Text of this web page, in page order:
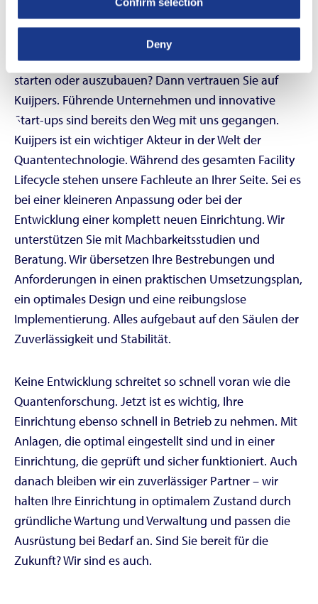
Deny
spezialisierte Umgebung, hochmoderne Ausrüstung
und hochpräzise Mess- und Regelsoftware. Steht Ihre
Organisation kurz davor, Quantenforschung zu
starten oder auszubauen? Dann vertrauen Sie auf
Kuijpers. Führende Unternehmen und innovative
Start-ups sind bereits den Weg mit uns gegangen.
Kuijpers ist ein wichtiger Akteur in der Welt der
Quantentechnologie. Während des gesamten Facility
Lifecycle stehen unsere Fachleute an Ihrer Seite. Sei es
bei einer kleineren Anpassung oder bei der
Entwicklung einer komplett neuen Einrichtung. Wir
unterstützen Sie mit Machbarkeitsstudien und
Beratung. Wir übersetzen Ihre Bestrebungen und
Anforderungen in einen praktischen Umsetzungsplan,
ein optimales Design und eine reibungslose
Implementierung. Alles aufgebaut auf den Säulen der
Zuverlässigkeit und Stabilität.
Keine Entwicklung schreitet so schnell voran wie die
Quantenforschung. Jetzt ist es wichtig, Ihre
Einrichtung ebenso schnell in Betrieb zu nehmen. Mit
Anlagen, die optimal eingestellt sind und in einer
Einrichtung, die geprüft und sicher funktioniert. Auch
danach bleiben wir ein zuverlässiger Partner – wir
halten Ihre Einrichtung in optimalem Zustand durch
gründliche Wartung und Verwaltung und passen die
Ausrüstung bei Bedarf an. Sind Sie bereit für die
Zukunft? Wir sind es auch.